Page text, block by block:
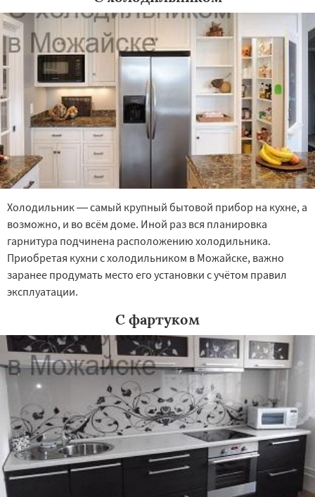
Холодильник — самый крупный бытовой прибор на кухне, а
возможно, и во всём доме. Иной раз вся планировка
гарнитура подчинена расположению холодильника.
Приобретая кухни с холодильником в Можайске, важно
заранее продумать место его установки с учётом правил
эксплуатации.
С фартуком